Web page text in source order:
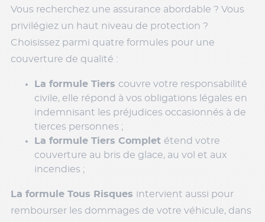
Vous recherchez une assurance abordable ? Vous
privilégiez un haut niveau de protection ?
Choisissez parmi quatre formules pour une
couverture de qualité :
La formule Tiers couvre votre responsabilité
civile, elle répond à vos obligations légales en
indemnisant les préjudices occasionnés à de
tierces personnes ;
La formule Tiers Complet étend votre
couverture au bris de glace, au vol et aux
incendies ;
La formule Tous Risques intervient aussi pour
rembourser les dommages de votre véhicule, dans